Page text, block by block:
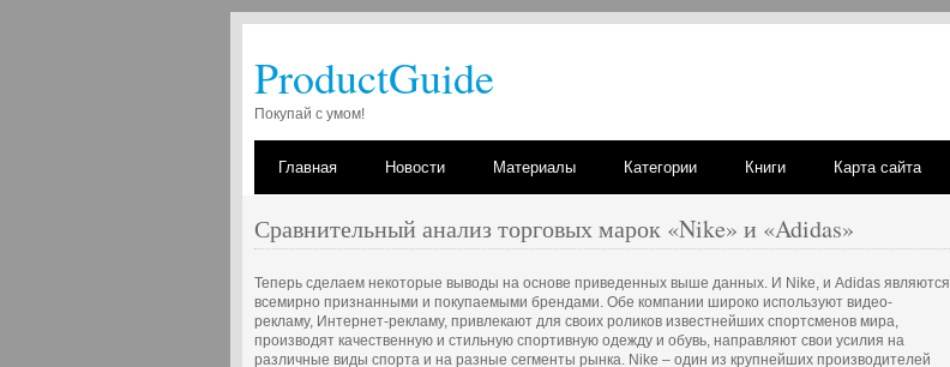
ProductGuide
Покупай с умом!
Главная Новости Материалы Категории Книги Карта сайта
Сравнительный анализ торговых марок «Nike» и «Adidas»
Теперь сделаем некоторые выводы на основе приведенных выше данных. И Nike, и Adidas являются
всемирно признанными и покупаемыми брендами. Обе компании широко используют видео-
рекламу, Интернет-рекламу, привлекают для своих роликов известнейших спортсменов мира,
производят качественную и стильную спортивную одежду и обувь, направляют свои усилия на
различные виды спорта и на разные сегменты рынка. Nike – один из крупнейших производителей